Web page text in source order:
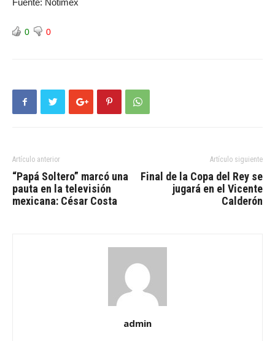
Fuente: Notimex
0 0
Artículo anterior
“Papá Soltero” marcó una
pauta en la televisión
mexicana: César Costa
Artículo siguiente
Final de la Copa del Rey se
jugará en el Vicente
Calderón
admin